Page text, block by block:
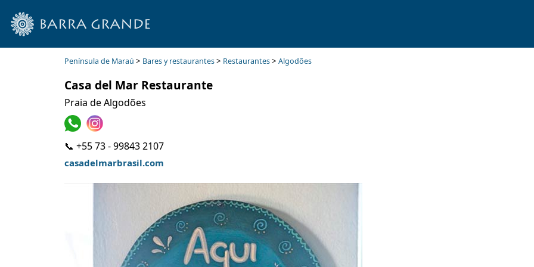
Península de Maraú > Bares y restaurantes> Restaurantes> Algodões
Casa del Mar Restaurante
Praia de Algodões
📞 +55 73 - 99843 2107
casadelmarbrasil.com